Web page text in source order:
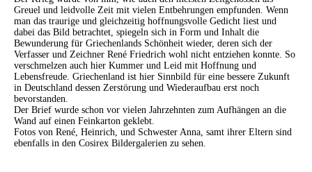
Greuel und leidvolle Zeit mit vielen Entbehrungen empfunden. Wenn
man das traurige und gleichzeitig hoffnungsvolle Gedicht liest und
dabei das Bild betrachtet, spiegeln sich in Form und Inhalt die
Bewunderung für Griechenlands Schönheit wieder, deren sich der
Verfasser und Zeichner René Friedrich wohl nicht entziehen konnte. So
verschmelzen auch hier Kummer und Leid mit Hoffnung und
Lebensfreude. Griechenland ist hier Sinnbild für eine bessere Zukunft
in Deutschland dessen Zerstörung und Wiederaufbau erst noch
bevorstanden.
Der Brief wurde schon vor vielen Jahrzehnten zum Aufhängen an die
Wand auf einen Feinkarton geklebt.
Fotos von René, Heinrich, und Schwester Anna, samt ihrer Eltern sind
ebenfalls in den Cosirex Bildergalerien zu sehen.